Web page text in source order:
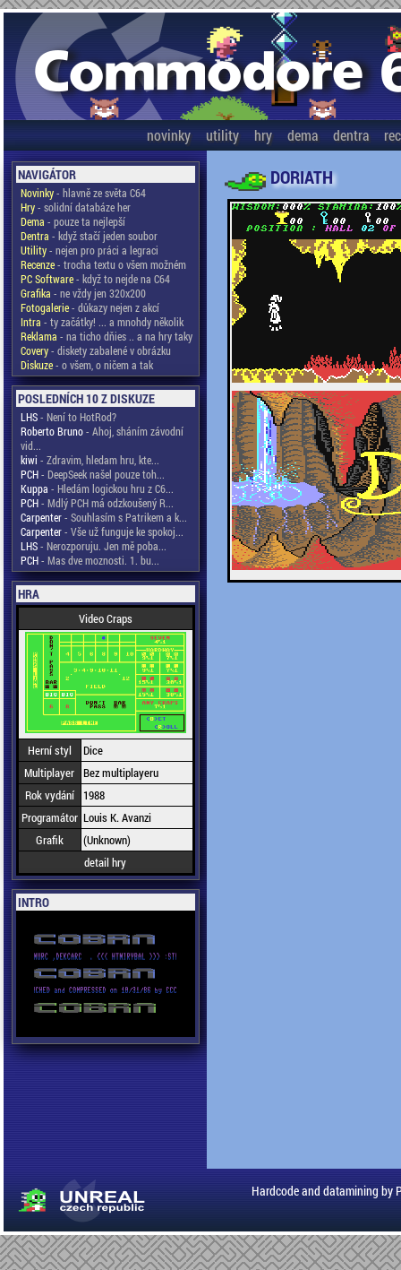
novinky utility hry dema dentra
NAVIGÁTOR
Novinky- hlavně ze světa C64
Hry- solidní databáze her
Dema - pouze ta nejlepší
Dentra - když stačí jeden soubor
Utility- nejen pro práci a legraci
Recenze- trocha textu o všem možném
PC Software- když to nejde na C64
Grafika - ne vždy jen 320x200
Fotogalerie- důkazy nejen z akcí
Intra - ty začátky! ... a mnohdy několik
Reklama - na ticho dňies .. a na hry taky
Covery- diskety zabalené v obrázku
Diskuze- o všem, o ničem a tak
POSLEDNÍCH 10 Z DISKUZE
LHS- Není to HotRod?
Roberto Bruno- Ahoj, sháním závodní
vid...
kiwi - Zdravim, hledam hru, kte...
PCH- DeepSeek našel pouze toh...
Kuppa - Hledám logickou hru z C6...
PCH- Mdlý PCH má odzkoušený R...
Carpenter- Souhlasím s Patrikem a k...
Carpenter- Vše už funguje ke spokoj...
LHS- Nerozporuju. Jen mě poba...
PCH- Mas dve moznosti. 1. bu...
HRA
Video Craps
Herní styl
Dice
Multiplayer Bez multiplayeru
Rok vydání
1988
Programátor Louis K. Avanzi
Grafik
(Unknown)
detail hry
INTRO
DORIATH
Hardcode and datamining by